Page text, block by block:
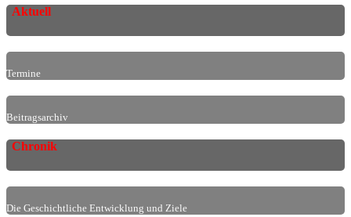
Aktuell
Termine
Beitragsarchiv
Chronik
Die Geschichtliche Entwicklung und Ziele